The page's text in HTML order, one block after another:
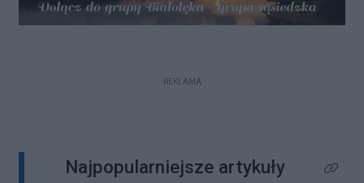
REKLAMA
Najpopularniejsze artykuły Kliknij